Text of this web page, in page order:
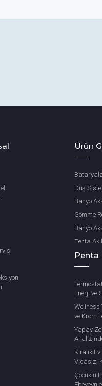
Ürün
Duş
Banyo
Gömme
Banyo
Penta
Penta
Enerji ve
Wellness
ve Krom
Yapay
Kiralık
Vidasız,
Çocuklu